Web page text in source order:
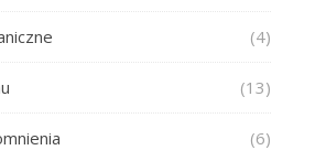
(4)
(13)
(6)